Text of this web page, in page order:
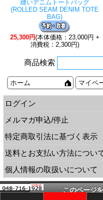
縫いデニムトートバッグ
(ROLLED SEAM DENIM TOTE
BAG)
25,300円(本体価格：23,000円 +
消費税：2,300円)
商品検索
ホーム マイペ
ログイン
メルマガ申込/停止
特定商取引法に基づく表示
送料とお支払い方法につい
個人情報の取扱いについて
このページ